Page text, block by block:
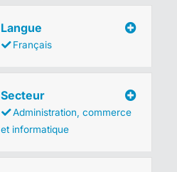
Langue
Français
Secteur
Administration, commerce
et informatique